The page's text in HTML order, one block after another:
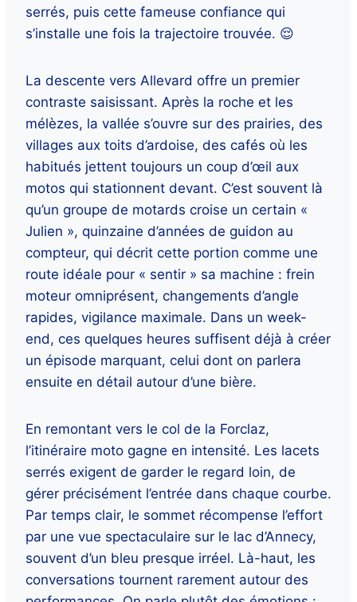
serrés, puis cette fameuse confiance qui
s’installe une fois la trajectoire trouvée. 😌
La descente vers Allevard offre un premier
contraste saisissant. Après la roche et les
mélèzes, la vallée s’ouvre sur des prairies, des
villages aux toits d’ardoise, des cafés où les
habitués jettent toujours un coup d’œil aux
motos qui stationnent devant. C’est souvent là
qu’un groupe de motards croise un certain «
Julien », quinzaine d’années de guidon au
compteur, qui décrit cette portion comme une
route idéale pour « sentir » sa machine : frein
moteur omniprésent, changements d’angle
rapides, vigilance maximale. Dans un week-
end, ces quelques heures suffisent déjà à créer
un épisode marquant, celui dont on parlera
ensuite en détail autour d’une bière.
En remontant vers le col de la Forclaz,
l’itinéraire moto gagne en intensité. Les lacets
serrés exigent de garder le regard loin, de
gérer précisément l’entrée dans chaque courbe.
Par temps clair, le sommet récompense l’effort
par une vue spectaculaire sur le lac d’Annecy,
souvent d’un bleu presque irréel. Là-haut, les
conversations tournent rarement autour des